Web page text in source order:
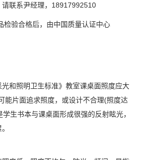
联系尹经理，18917992510
检验合格后，由中国质量认证中心
和照明卫生标准》教室课桌面照度应大
能片面追求照度，或设计不合理(照度达
生书本与课桌面形成很强的反射眩光，